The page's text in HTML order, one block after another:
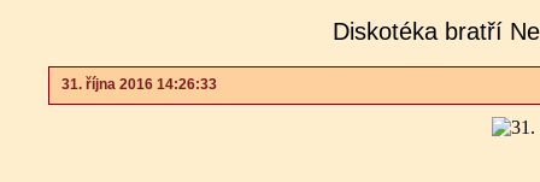
Diskotéka bratří
31. října 2016 14:26:33